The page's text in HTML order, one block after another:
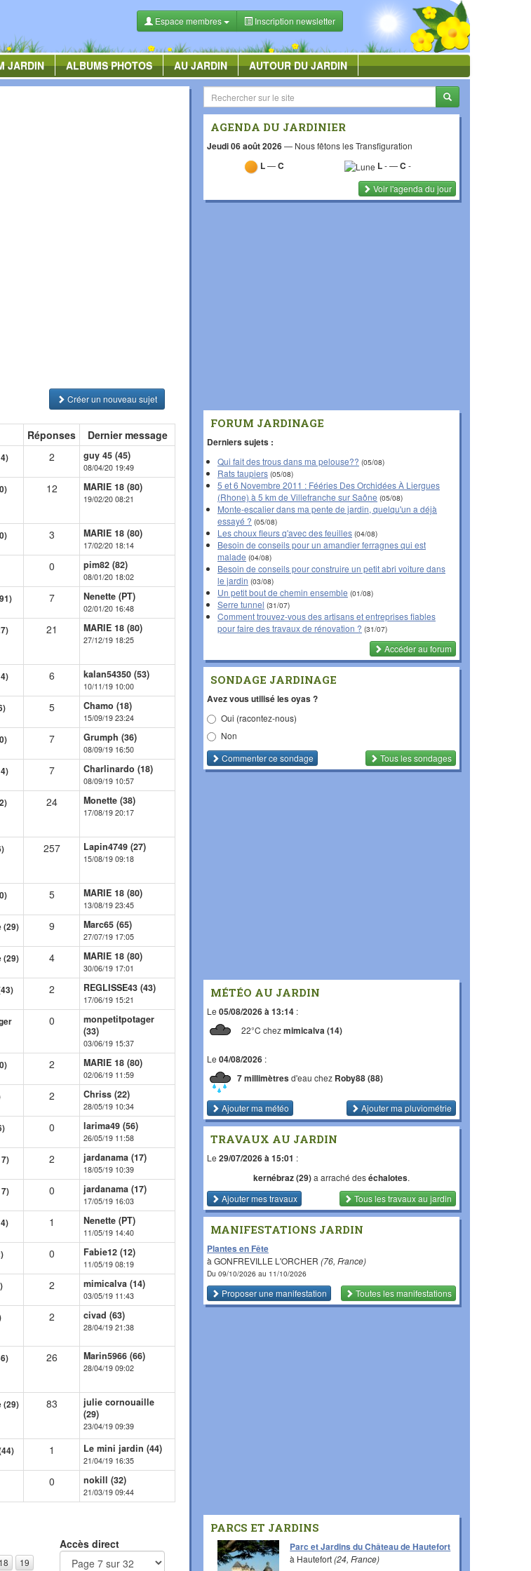
Espace membres Inscription newsletter
JARDIN ALBUMSPHOTOS AU JARDIN AUTOUR DU JARDIN
Créer un nouveau sujet
Réponses Dernier message
2 guy 45 (45)
08/04/20 19:49
12 MARIE 18 (80)
19/02/20 08:21
3 MARIE 18 (80)
17/02/20 18:14
0 pim82 (82)
08/01/20 18:02
7 Nenette (PT)
02/01/20 16:48
21 MARIE 18 (80)
27/12/19 18:25
6 kalan54350 (53)
10/11/19 10:00
5 Chamo (18)
15/09/19 23:24
7 Grumph (36)
08/09/19 16:50
7 Charlinardo (18)
08/09/19 10:57
24 Monette (38)
17/08/19 20:17
257 Lapin4749 (27)
15/08/19 09:18
5 MARIE 18 (80)
13/08/19 23:45
(29) 9 Marc65 (65)
27/07/19 17:05
(29) 4 MARIE 18 (80)
30/06/19 17:01
2 REGLISSE43 (43)
17/06/19 15:21
0
monpetitpotager
(33)
03/06/19 15:37
2 MARIE 18 (80)
02/06/19 11:59
2 Chriss (22)
28/05/19 10:34
0 larima49 (56)
26/05/19 11:58
2 jardanama (17)
18/05/19 10:39
0 jardanama (17)
17/05/19 16:03
1 Nenette (PT)
11/05/19 14:40
0 Fabie12 (12)
11/05/19 08:19
2 mimicalva (14)
03/05/19 11:43
2 civad (63)
28/04/19 21:38
26 Marin5966 (66)
28/04/19 09:02
(29) 83
julie cornouaille
(29)
23/04/19 09:39
1 Le mini jardin (44)
21/04/19 16:35
0 nokill (32)
21/03/19 09:44
18
19
Accès direct
AGENDA DU JARDINIER
Jeudi 06 août 2026— Nous fêtons les Transfiguration
L—C L-—C-
Voir l'agenda du jour
FORUM JARDINAGE
Derniers sujets :
Qui fait des trous dans ma pelouse?? (05/08)
Rats taupiers (05/08)
5 et 6 Novembre 2011 : Fééries Des Orchidées À Liergues
(Rhone) à 5 km de Villefranche sur Saône (05/08)
Monte-escalier dans ma pente de jardin, quelqu'un a déjà
essayé ? (05/08)
Les choux fleurs q'avec des feuilles (04/08)
Besoin de conseils pour un amandier ferragnes qui est
malade (04/08)
Besoin de conseils pour construire un petit abri voiture dans
le jardin (03/08)
Un petit bout de chemin ensemble (01/08)
Serre tunnel (31/07)
Comment trouvez-vous des artisans et entreprises fiables
pour faire des travaux de rénovation ? (31/07)
Accéder au forum
SONDAGE JARDINAGE
Avez vous utilisé les oyas ?
Oui (racontez-nous)
Non
Commenterce sondage Tous les sondages
MÉTÉO AU JARDIN
Le 05/08/2026 à 13:14 :
22°C chezmimicalva (14)
Le 04/08/2026 :
7 millimètresd'eau chez Roby88 (88)
Ajouter ma météo Ajouter ma pluviométrie
TRAVAUX AU JARDIN
Le 29/07/2026 à 15:01 :
kernébraz (29)a arraché deséchalotes.
Ajouter mes travaux
Tous les travauxau jardin
MANIFESTATIONS JARDIN
Plantes en Fête
à GONFREVILLE L'ORCHER (76, France)
Du 09/10/2026 au 11/10/2026
Proposer une manifestation Toutes les manifestations
PARCS ET JARDINS
Parc et Jardins du Château de Hautefort
à Hautefort(24, France)